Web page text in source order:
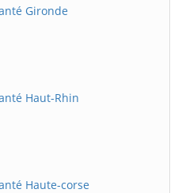
Gironde
Haut-Rhin
Haute-corse